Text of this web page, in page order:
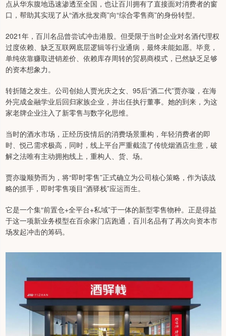
点从华东腹地迅速渗透至全国，也让百川拥有了直接面对消费者的窗
口，帮助其实现了从“酒水批发商”向“综合零售商”的身份转型。
2021年，百川名品曾尝试冲击港股。但受限于当时企业对名酒代理权
过度依赖、缺乏互联网底层逻辑等行业通病，最终未能如愿。毕竟，
单纯依靠赚取进销差价、依赖库存周转的贸易商模式，已然缺乏足够
的资本想象力。
转折随之发生。公司创始人贾光庆之女、95后“酒二代”贾亦璇，在海
外完成金融学业后回归家族企业，并出任执行董事。她的到来，为这
家老牌企业注入了新零售与数字化思维。
当时的酒水市场，正经历疫情后的消费场景重构，年轻消费者的即
时、悦己需求极高，同时，线上平台严重截流了传统烟酒店生意，破
解之法唯有主动拥抱线上，重构人、货、场。
贾亦璇顺势而为，将“即时零售”正式确立为公司核心策略，作为该战
略的抓手，即时零售项目“酒驿栈”应运而生。
它是一个集“前置仓+全平台+私域”于一体的新型零售物种。正是得益
于这一项新业务模型在百余家门店跑通，百川名品有了再次向资本市
场发起冲击的筹码。